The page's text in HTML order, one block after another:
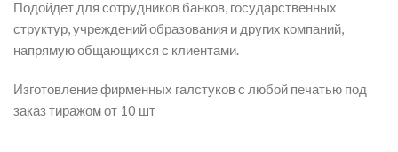
Подойдет для сотрудников банков, государственных
структур, учреждений образования и других компаний,
напрямую общающихся с клиентами.
Изготовление фирменных галстуков с любой печатью под
заказ тиражом от 10 шт